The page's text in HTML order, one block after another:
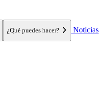
¿Qué puedes hacer?
Noticias